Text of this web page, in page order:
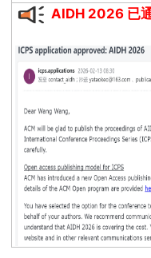
AIDH 2026 已